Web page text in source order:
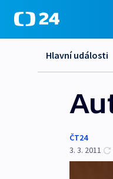
Hlavní události
ČT24
3. 3. 2011